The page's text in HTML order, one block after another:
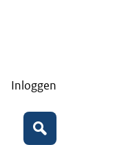
Inloggen
Zoeken